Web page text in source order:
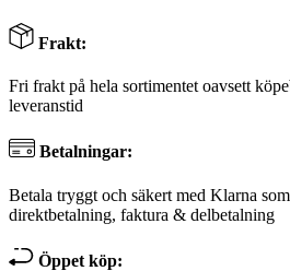
Frakt:
Fri frakt på hela sortimentet oavsett
leveranstid
Betalningar:
Betala tryggt och säkert med Klarna
direktbetalning, faktura & delbetalning
Öppet köp: